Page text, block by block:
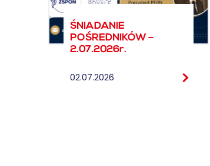
ŚNIADANIE
POŚREDNIKÓW –
2.07.2026r.
02.07.2026